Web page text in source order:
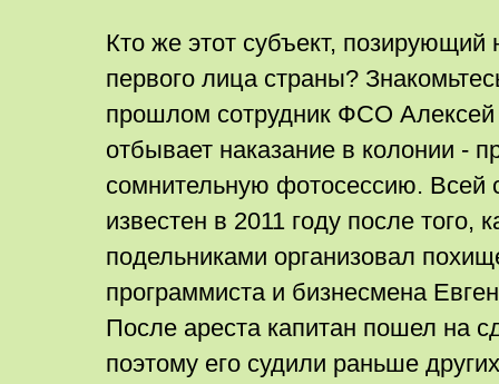
Кто же этот субъект, позирующий
первого лица страны?
прошлом сотрудник ФСО Алексей
отбывает наказание в колонии -
сомнительную фотосессию. Всей
известен в 2011 году после того,
подельниками организовал
программиста и бизнесмена
После ареста капитан пошел на
поэтому его судили раньше